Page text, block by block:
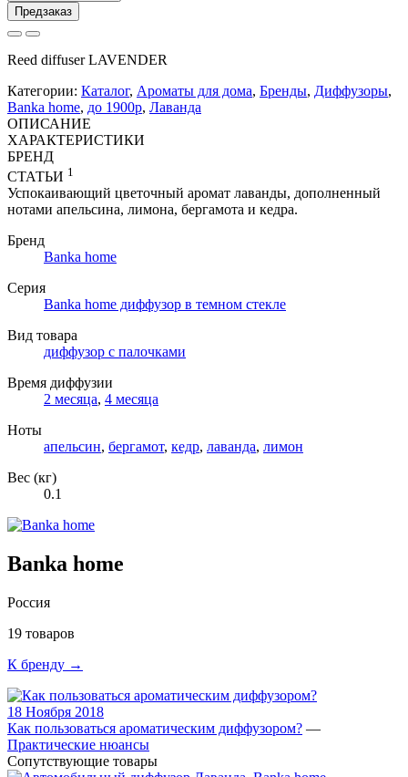
Предзаказ
Reed diffuser LAVENDER
Категории: Каталог, Ароматы для дома, Бренды, Диффузоры,
Banka home, до 1900р, Лаванда
ОПИСАНИЕ
ХАРАКТЕРИСТИКИ
БРЕНД
СТАТЬИ 1
Успокаивающий цветочный аромат лаванды, дополненный
нотами апельсина, лимона, бергамота и кедра.
Бренд
Banka home
Серия
Banka home диффузор в темном стекле
Вид товара
диффузор с палочками
Время диффузии
2 месяца, 4 месяца
Ноты
апельсин, бергамот, кедр, лаванда, лимон
Вес (кг)
0.1
Banka home
Россия
19 товаров
К бренду →
18 Ноября 2018
Как пользоваться ароматическим диффузором? —
Практические нюансы
Сопутствующие товары